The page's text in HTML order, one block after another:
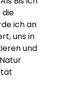
ich an
uns in
und